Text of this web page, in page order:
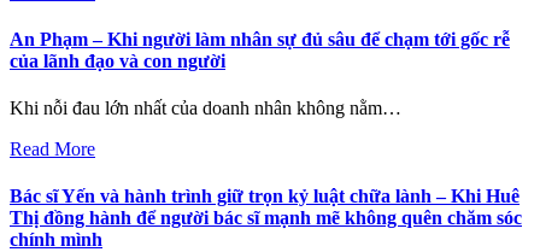
An Phạm – Khi người làm nhân sự đủ sâu để chạm tới gốc rễ
của lãnh đạo và con người
Khi nỗi đau lớn nhất của doanh nhân không nằm…
Read More
Bác sĩ Yến và hành trình giữ trọn kỷ luật chữa lành – Khi Huê
Thị đồng hành để người bác sĩ mạnh mẽ không quên chăm sóc
chính mình